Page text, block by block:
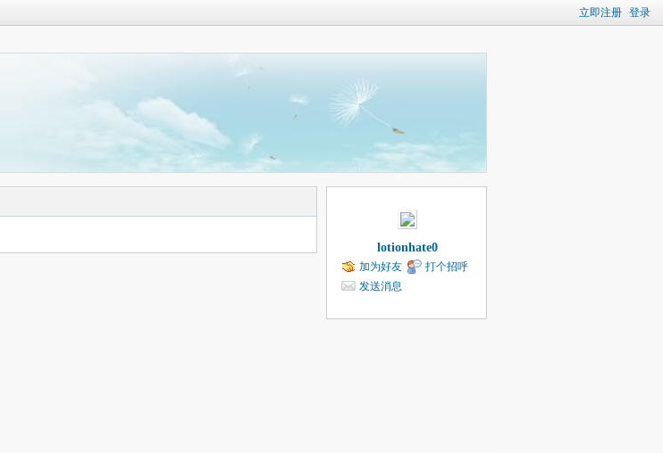
立即注册 登录
lotionhate0
加为好友
打个招呼
发送消息